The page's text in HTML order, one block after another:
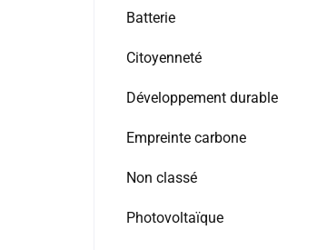
Batterie
Citoyenneté
Développement durable
Empreinte carbone
Non classé
Photovoltaïque